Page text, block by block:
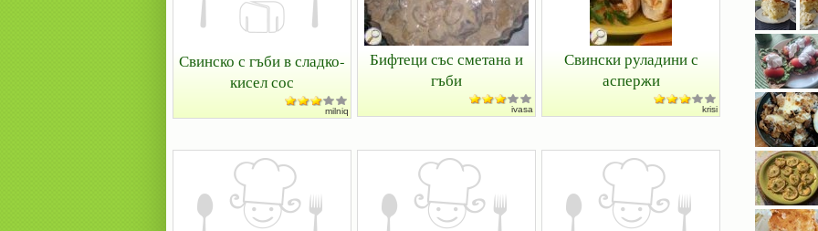
Свинско с гъби в сладко-
кисел сос
milniq
Бифтеци със сметана и
гъби
ivasa
Свински руладини с
аспержи
krisi